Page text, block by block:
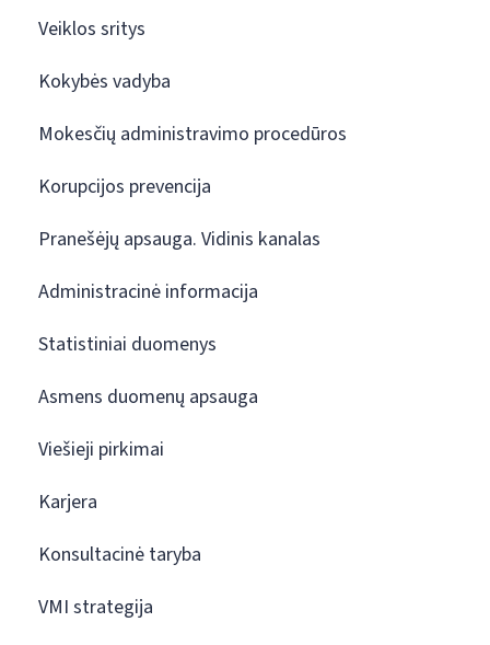
Veiklos sritys
Kokybės vadyba
Mokesčių administravimo procedūros
Korupcijos prevencija
Pranešėjų apsauga. Vidinis kanalas
Administracinė informacija
Statistiniai duomenys
Asmens duomenų apsauga
Viešieji pirkimai
Karjera
Konsultacinė taryba
VMI strategija